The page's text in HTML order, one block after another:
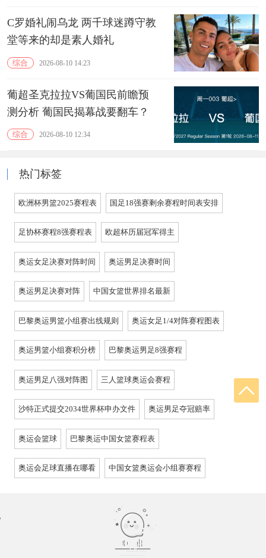
C罗婚礼闹乌龙 两千球迷蹲守教
堂等来的却是素人婚礼
综合 2026-08-10 14:23
葡超圣克拉拉VS葡国民前瞻预
测分析 葡国民揭幕战要翻车？
综合 2026-08-10 12:34
热门标签
欧洲杯男篮2025赛程表 国足18强赛剩余赛程时间表安排
足协杯赛程8强赛程表 欧超杯历届冠军得主
奥运女足决赛对阵时间 奥运男足决赛时间
奥运男足决赛对阵 中国女篮世界排名最新
巴黎奥运男篮小组赛出线规则 奥运女足1/4对阵赛程图表
奥运男篮小组赛积分榜 巴黎奥运男足8强赛程
奥运男足八强对阵图 三人篮球奥运会赛程
沙特正式提交2034世界杯申办文件 奥运男足夺冠赔率
奥运会篮球 巴黎奥运中国女篮赛程表
奥运会足球直播在哪看 中国女篮奥运会小组赛赛程